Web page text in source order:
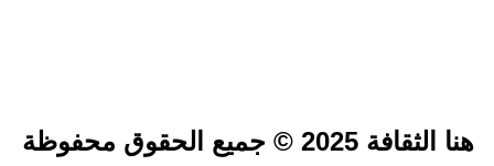
2025 © جميع الحقوق محفوظة